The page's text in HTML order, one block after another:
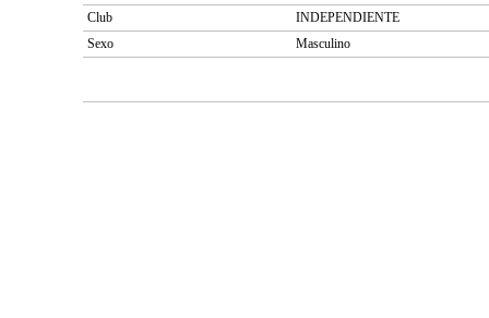
Club
INDEPENDIENTE
Sexo
Masculino